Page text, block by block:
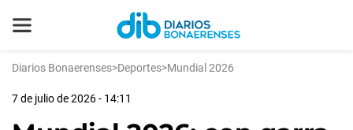
Diarios Bonaerenses>Deportes>Mundial 2026
7 de julio de 2026 - 14:11